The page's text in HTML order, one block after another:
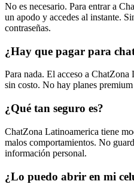
No es necesario. Para entrar a
un apodo y accedes al instante.
contraseñas.
¿Hay que pagar para
Para nada. El acceso a
sin costo. No hay planes
¿Qué tan seguro es?
ChatZona Latinoamerica tiene
malos comportamientos. No
información personal.
¿Lo puedo abrir en mi